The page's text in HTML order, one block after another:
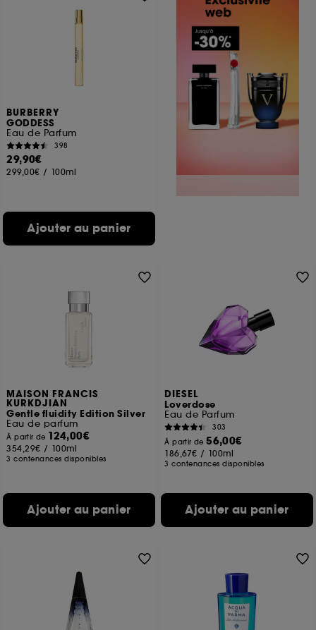
BURBERRY
GODDESS
Eau de Parfum
398
29,90€
299,00€ / 100ml
Ajouter au panier
MAISON FRANCIS
KURKDJIAN
Gentle fluidity Edition Silver
Eau de parfum
À partir de 124,00€
354,29€ / 100ml
3 contenances disponibles
Ajouter au panier
DIESEL
Loverdose
Eau de Parfum
303
À partir de56,00€
186,67€ / 100ml
3 contenances disponibles
Ajouter au panier